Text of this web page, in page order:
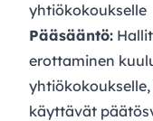
yhtiökokoukselle
Pääsääntö:
erottaminen
käyttävät